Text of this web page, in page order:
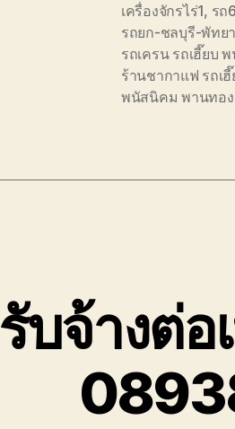
เครื่องจักรไร่1, รถ
รถยก-ชลบุรี-พัทย
รถเครน รถเฮี๊ยบ
ร้านชากาแฟ รถเ
พนัสนิคม พานทอง
รับจ้างต่อ